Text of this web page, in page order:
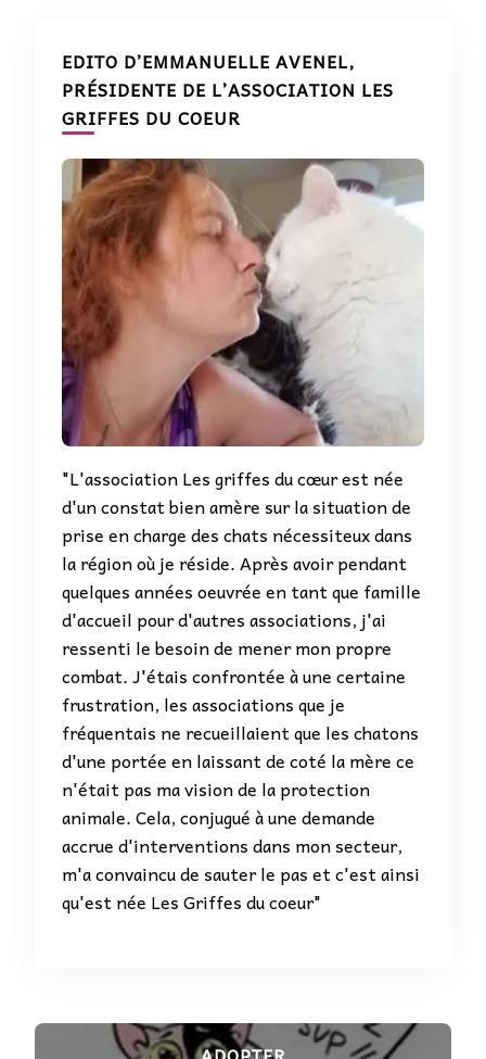
EDITO D’EMMANUELLE AVENEL,
PRÉSIDENTE DE L’ASSOCIATION LES
GRIFFES DU COEUR
"L'association Les griffes du cœur est née
d'un constat bien amère sur la situation de
prise en charge des chats nécessiteux dans
la région où je réside. Après avoir pendant
quelques années oeuvrée en tant que famille
d'accueil pour d'autres associations, j'ai
ressenti le besoin de mener mon propre
combat. J'étais confrontée à une certaine
frustration, les associations que je
fréquentais ne recueillaient que les chatons
d'une portée en laissant de coté la mère ce
n'était pas ma vision de la protection
animale. Cela, conjugué à une demande
accrue d'interventions dans mon secteur,
m'a convaincu de sauter le pas et c'est ainsi
qu'est née Les Griffes du coeur"